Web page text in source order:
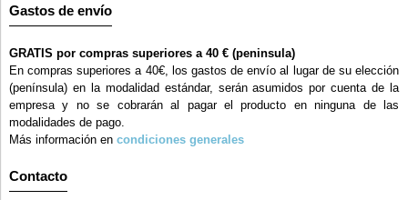
Gastos de envío
GRATIS por compras superiores a 40 € (peninsula)
En compras superiores a 40€, los gastos de envío al lugar de su elección
(península) en la modalidad estándar, serán asumidos por cuenta de la
empresa y no se cobrarán al pagar el producto en ninguna de las
modalidades de pago.
Más información en condiciones generales
Contacto